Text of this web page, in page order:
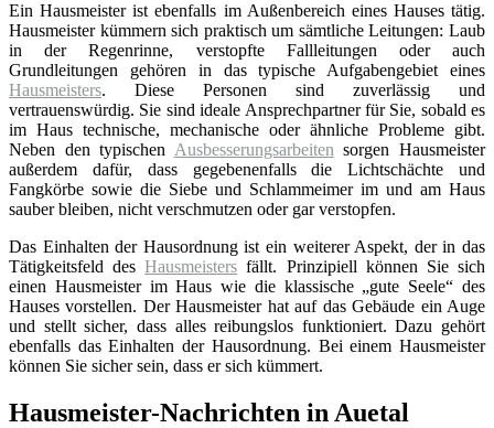
Ein Hausmeister ist ebenfalls im Außenbereich eines Hauses tätig.
Hausmeister kümmern sich praktisch um sämtliche Leitungen: Laub
in der Regenrinne, verstopfte Fallleitungen oder auch
Grundleitungen gehören in das typische Aufgabengebiet eines
Hausmeisters. Diese Personen sind zuverlässig und
vertrauenswürdig. Sie sind ideale Ansprechpartner für Sie, sobald es
im Haus technische, mechanische oder ähnliche Probleme gibt.
Neben den typischen Ausbesserungsarbeiten sorgen Hausmeister
außerdem dafür, dass gegebenenfalls die Lichtschächte und
Fangkörbe sowie die Siebe und Schlammeimer im und am Haus
sauber bleiben, nicht verschmutzen oder gar verstopfen.
Das Einhalten der Hausordnung ist ein weiterer Aspekt, der in das
Tätigkeitsfeld desHausmeisters fällt. Prinzipiell können Sie sich
einen Hausmeister im Haus wie die klassische „gute Seele“ des
Hauses vorstellen. Der Hausmeister hat auf das Gebäude ein Auge
und stellt sicher, dass alles reibungslos funktioniert. Dazu gehört
ebenfalls das Einhalten der Hausordnung. Bei einem Hausmeister
können Sie sicher sein, dass er sich kümmert.
Hausmeister-Nachrichten in Auetal